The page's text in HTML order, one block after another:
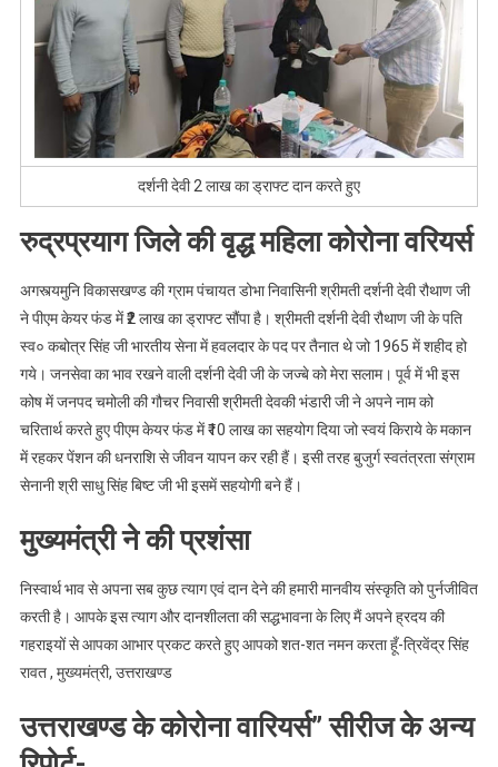
दर्शनी देवी 2 लाख का ड्राफ्ट दान करते हुए
रुद्रप्रयाग जिले की वृद्ध महिला कोरोना वरियर्स
अगस्त्यमुनि विकासखण्ड की ग्राम पंचायत डोभा निवासिनी श्रीमती दर्शनी देवी रौथाण जी
ने पीएम केयर फंड में ₹2 लाख का ड्राफ्ट सौंपा है। श्रीमती दर्शनी देवी रौथाण जी के पति
स्व० कबोत्र सिंह जी भारतीय सेना में हवलदार के पद पर तैनात थे जो 1965 में शहीद हो
गये। जनसेवा का भाव रखने वाली दर्शनी देवी जी के जज्बे को मेरा सलाम। पूर्व में भी इस
कोष में जनपद चमोली की गौचर निवासी श्रीमती देवकी भंडारी जी ने अपने नाम को
चरितार्थ करते हुए पीएम केयर फंड में ₹10 लाख का सहयोग दिया जो स्वयं किराये के मकान
में रहकर पेंशन की धनराशि से जीवन यापन कर रही हैं। इसी तरह बुजुर्ग स्वतंत्रता संग्राम
सेनानी श्री साधु सिंह बिष्ट जी भी इसमें सहयोगी बने हैं।
मुख्यमंत्री ने की प्रशंसा
निस्वार्थ भाव से अपना सब कुछ त्याग एवं दान देने की हमारी मानवीय संस्कृति को पुर्नजीवित
करती है। आपके इस त्याग और दानशीलता की सद्धभावना के लिए मैं अपने ह्रदय की
गहराइयों से आपका आभार प्रकट करते हुए आपको शत-शत नमन करता हूँ-त्रिवेंद्र सिंह
रावत , मुख्यमंत्री, उत्तराखण्ड
उत्तराखण्ड के कोरोना वारियर्स” सीरीज के अन्य